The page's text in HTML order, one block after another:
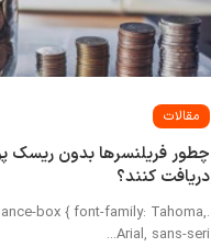
مقالات
چطور فریلنسرها بدون ریسک
دریافت کنند؟
box { font-family: Tahoma,
Arial, sans-seri...